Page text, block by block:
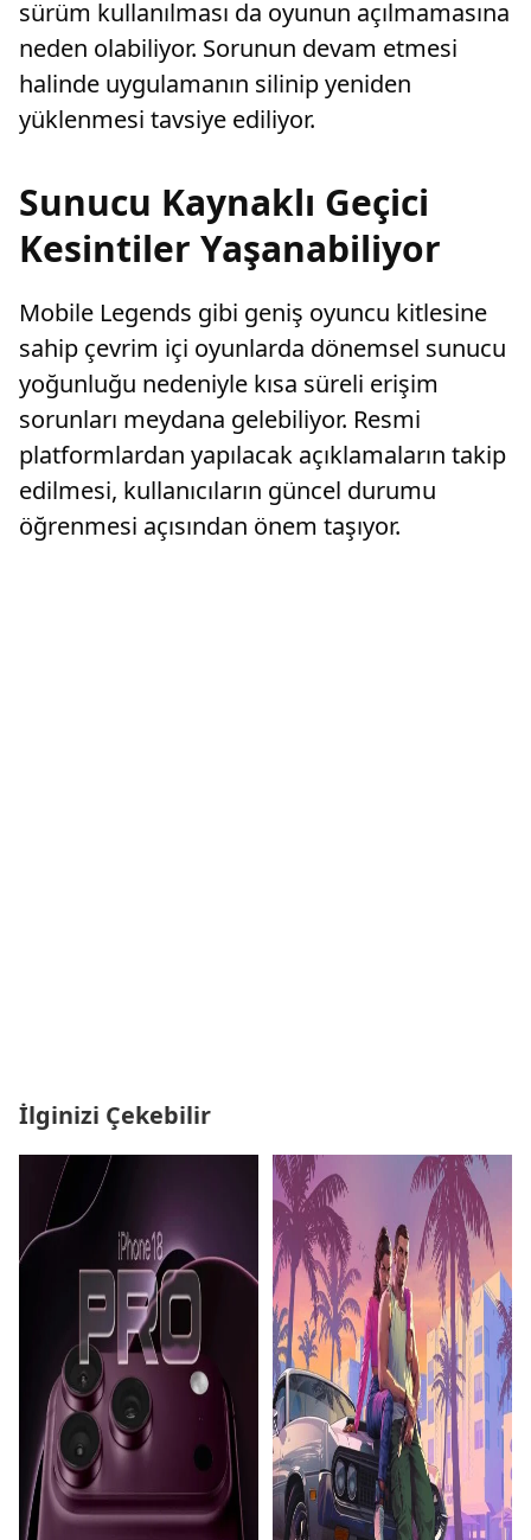
sürüm kullanılması da oyunun açılmamasına
neden olabiliyor. Sorunun devam etmesi
halinde uygulamanın silinip yeniden
yüklenmesi tavsiye ediliyor.
Sunucu Kaynaklı Geçici
Kesintiler Yaşanabiliyor
Mobile Legends gibi geniş oyuncu kitlesine
sahip çevrim içi oyunlarda dönemsel sunucu
yoğunluğu nedeniyle kısa süreli erişim
sorunları meydana gelebiliyor. Resmi
platformlardan yapılacak açıklamaların takip
edilmesi, kullanıcıların güncel durumu
öğrenmesi açısından önem taşıyor.
İlginizi Çekebilir